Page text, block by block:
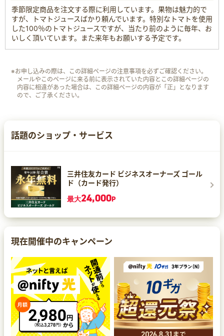
季節限定商品を注文する際に利用しています。果物は魅力的で
すが、トマトジュースばかり頼んでいます。特別なトマトを使用
した100％のトマトジュースですが、当たり前のように毎年、お
いしく頂いています。また来年もお願いする予定です。
※お申し込みの際は、この詳細ページの注意事項を必ずご確認ください。
メールやこのページに来る前に表示されていた内容とこの詳細ページの
内容に相違があった場合は、この詳細ページの内容が「正」となります
ので、ご了承ください。
話題のショップ・サービス
三井住友カード ビジネスオーナーズ ゴール
ド（カード発行）
最大24,000P
現在開催中のキャンペーン